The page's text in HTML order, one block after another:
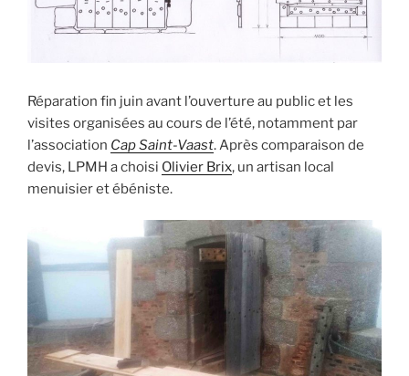
Réparation fin juin avant l’ouverture au public et les
visites organisées au cours de l’été, notamment par
l’association Cap Saint-Vaast. Après comparaison de
devis, LPMH a choisi Olivier Brix, un artisan local
menuisier et ébéniste.